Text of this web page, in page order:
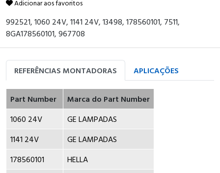
Adicionar aos favoritos
992521, 1060 24V, 1141 24V, 13498, 178560101, 7511,
8GA178560101, 967708
REFERÊNCIAS MONTADORAS APLICAÇÕES
Part Number
Marca do Part Number
1060 24V
GE LAMPADAS
1141 24V
GE LAMPADAS
178560101
HELLA